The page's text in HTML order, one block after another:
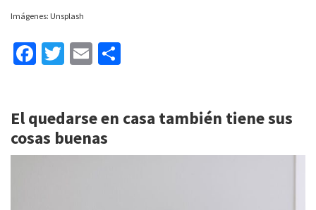
Imágenes: Unsplash
Fa
o
o
T
er
E
l
p
El quedarse en casa también tiene sus
cosas buenas